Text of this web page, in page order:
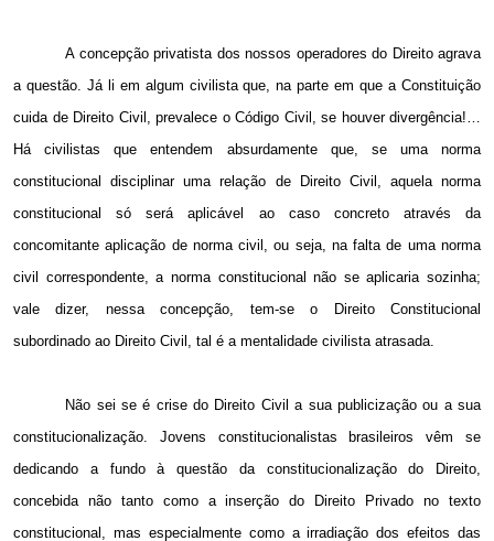
A concepção privatista dos nossos operadores do Direito agrava
a questão. Já li em algum civilista que, na parte em que a Constituição
cuida de Direito Civil, prevalece o Código Civil, se houver divergência!…
Há civilistas que entendem absurdamente que, se uma norma
constitucional disciplinar uma relação de Direito Civil, aquela norma
constitucional só será aplicável ao caso concreto através da
concomitante aplicação de norma civil, ou seja, na falta de uma norma
civil correspondente, a norma constitucional não se aplicaria sozinha;
vale dizer, nessa concepção, tem-se o Direito Constitucional
subordinado ao Direito Civil, tal é a mentalidade civilista atrasada.
Não sei se é crise do Direito Civil a sua publicização ou a sua
constitucionalização. Jovens constitucionalistas brasileiros vêm se
dedicando a fundo à questão da constitucionalização do Direito,
concebida não tanto como a inserção do Direito Privado no texto
constitucional, mas especialmente como a irradiação dos efeitos das